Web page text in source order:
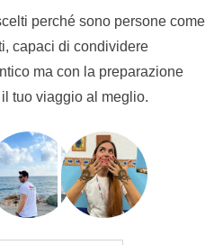
perché sono persone come
capaci di condividere
ma con la preparazione
tuo viaggio al meglio.